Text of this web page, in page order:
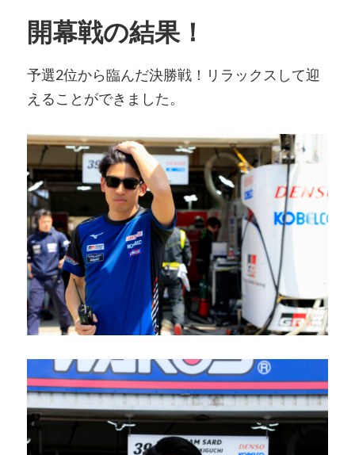
開幕戦の結果！
予選2位から臨んだ決勝戦！リラックスして迎
えることができました。